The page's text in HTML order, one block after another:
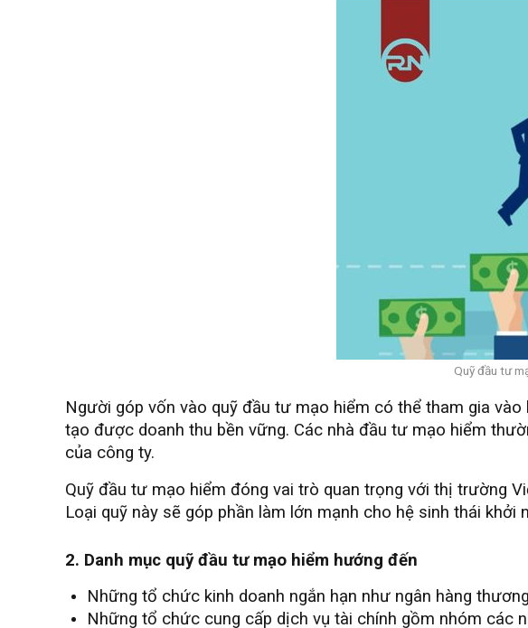
Quỹ đầu tư
Người góp vốn vào quỹ đầu tư mạo hiểm có thể tham gia
tạo được doanh thu bền vững. Các nhà đầu tư mạo hiểm
của công ty.
Quỹ đầu tư mạo hiểm đóng vai trò quan trọng với thị trường
Loại quỹ này sẽ góp phần làm lớn mạnh cho hệ sinh thái khởi
2. Danh mục quỹ đầu tư mạo hiểm hướng đến
Những tổ chức kinh doanh ngắn hạn như ngân hàng
Những tổ chức cung cấp dịch vụ tài chính gồm nhóm các